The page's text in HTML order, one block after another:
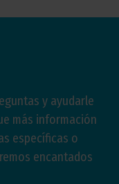
y ayudarle
más información
específicas o
encantados